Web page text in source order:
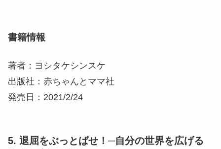
書籍情報
著者：ヨシタケシンスケ
出版社：赤ちゃんとママ社
発売日：2021/2/24
5. 退屈をぶっとばせ！─自分の世界を広げる